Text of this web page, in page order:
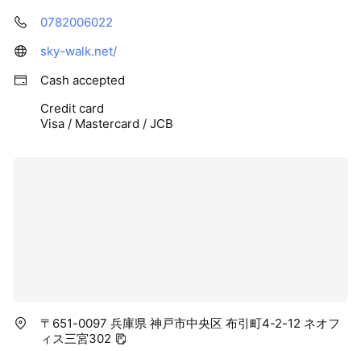
0782006022
sky-walk.net/
Cash accepted
Credit card
Visa / Mastercard / JCB
〒651-0097 兵庫県 神戸市中央区 布引町4-2-12 ネオフ
ィス三宮302